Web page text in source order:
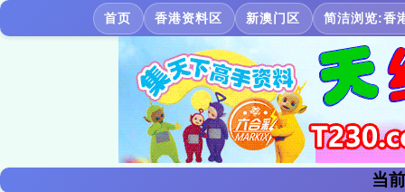
首页 香港资料区 新澳门区 简洁浏览:香
当